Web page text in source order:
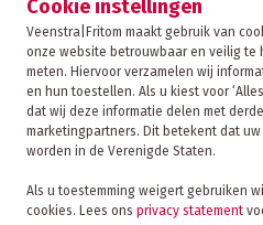
Cookie instellingen
Veenstra|Fritom maakt gebruik van
onze website betrouwbaar en veilig te
meten. Hiervoor verzamelen wij
en hun toestellen. Als u kiest voor
dat wij deze informatie delen met
marketingpartners. Dit betekent dat
worden in de Verenigde Staten.
Als u toestemming weigert gebruiken
cookies. Lees onsprivacy statement
Veenstra|Fritom is